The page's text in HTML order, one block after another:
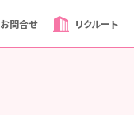
お問合せ リクルート